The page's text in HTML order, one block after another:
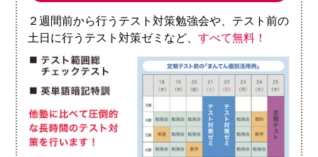
２週間前から行うテスト対策勉強会や、テスト前の
土日に行うテスト対策ゼミなど、すべて無料！